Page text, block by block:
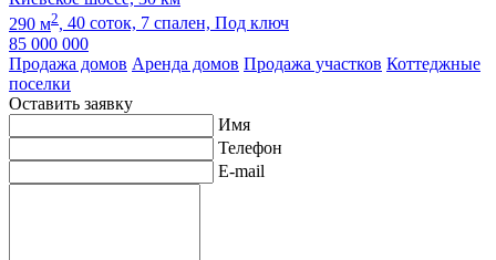
290 м2, 40 соток, 7 спален, Под ключ
85 000 000
Продажа домов Аренда домов Продажа участков Коттеджные
поселки
Оставить заявку
Имя
Телефон
E-mail